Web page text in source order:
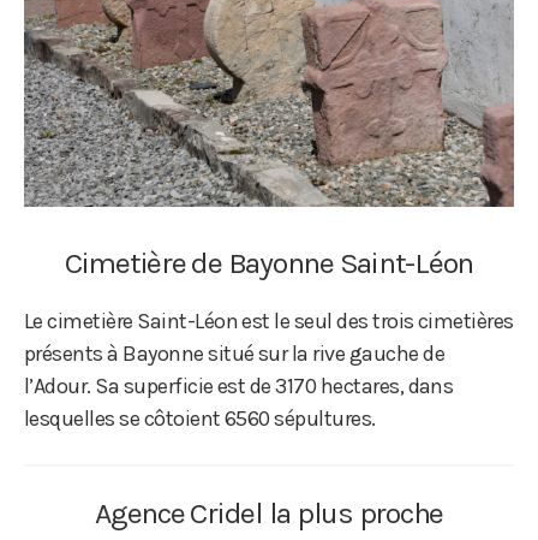
Cimetière de Bayonne Saint-Léon
Le cimetière Saint-Léon est le seul des trois cimetières
présents à Bayonne situé sur la rive gauche de
l’Adour. Sa superficie est de 3170 hectares, dans
lesquelles se côtoient 6560 sépultures.
Agence Cridel la plus proche